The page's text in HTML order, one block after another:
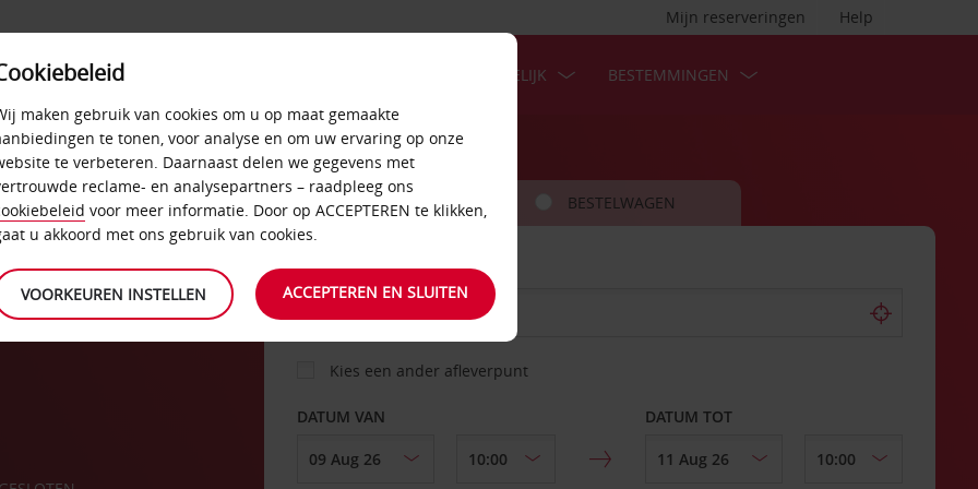
Help
Mijn reserveringen
ZAKELIJK BESTEMMINGEN
AUTO BESTELWAGEN
OPHALEN OP
Kies een ander afleverpunt
DATUM VAN DATUM TOT
maken gebruik van cookies om u op maat gemaakte
te tonen, voor analyse en om uw ervaring op onze
te verbeteren. Daarnaast delen we gegevens met
reclame- en analysepartners – raadpleeg ons
voor meer informatie. Door op ACCEPTEREN te klikken,
u akkoord met ons gebruik van cookies.
VOORKEUREN INSTELLEN ACCEPTEREN EN SLUITEN